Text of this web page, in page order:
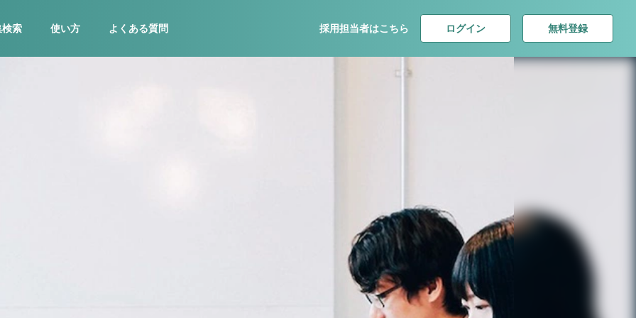
検索 使い方 よくある質問 採用担当者はこちら ログイン 無料登録